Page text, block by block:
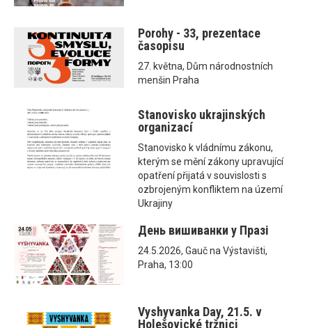
Porohy - 33, prezentace
časopisu
27. května, Dům národnostních
menšin Praha
Stanovisko ukrajinských
organizací
Stanovisko k vládnímu zákonu,
kterým se mění zákony upravující
opatření přijatá v souvislosti s
ozbrojeným konfliktem na území
Ukrajiny
День вишиванки у Празі
24.5.2026, Gauč na Výstavišti,
Praha, 13:00
Vyshyvanka Day, 21.5. v
Holešovické tržnici